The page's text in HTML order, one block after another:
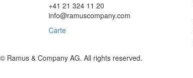
+41 21 324 11 20
info@ramuscompany.com
Carte
© Ramus & Company AG. All rights reserved.